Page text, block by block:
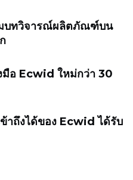
บทวิจารณ์ผลิตภัณฑ์บน
มือ Ecwid ใหม่กว่า 30
าถึงได้ของ Ecwid ได้รับ